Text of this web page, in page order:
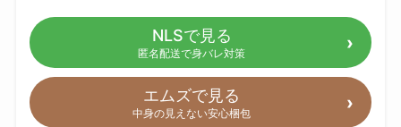
NLSで見る
匿名配送で身バレ対策
エムズで見る
中身の見えない安心梱包